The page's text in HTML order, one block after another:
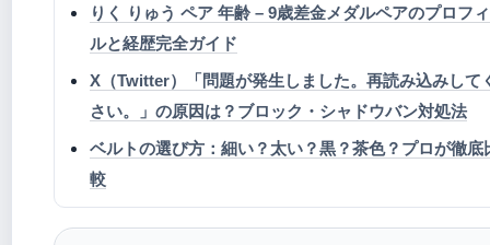
りく りゅう ペア 年齢 – 9歳差金メダルペアのプロフ
ルと経歴完全ガイド
X（Twitter）「問題が発生しました。再読み込みして
さい。」の原因は？ブロック・シャドウバン対処法
ベルトの選び方：細い？太い？黒？茶色？プロが徹底
較